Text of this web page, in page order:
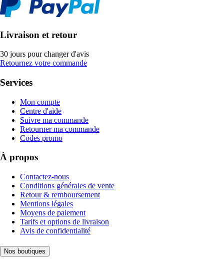
Livraison et retour
30 jours pour changer d'avis
Retournez votre commande
Services
Mon compte
Centre d'aide
Suivre ma commande
Retourner ma commande
Codes promo
À propos
Contactez-nous
Conditions générales de vente
Retour & remboursement
Mentions légales
Moyens de paiement
Tarifs et options de livraison
Avis de confidentialité
Nos boutiques